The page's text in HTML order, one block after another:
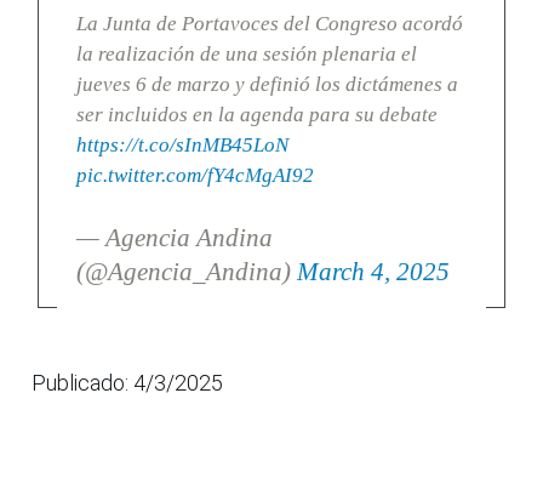
La Junta de Portavoces del Congreso acordó
la realización de una sesión plenaria el
jueves 6 de marzo y definió los dictámenes a
ser incluidos en la agenda para su debate
https://t.co/sInMB45LoN
pic.twitter.com/fY4cMgAI92
— Agencia Andina
(@Agencia_Andina)March 4, 2025
Publicado: 4/3/2025